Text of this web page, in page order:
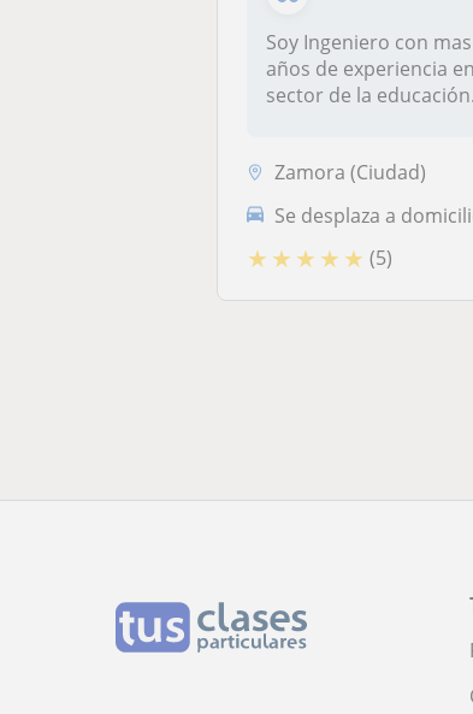
Soy Ingeniero con
años de experiencia
sector de la educación
Zamora (Ciudad)
Se desplaza a
★ ★ ★ ★ ★ (5)